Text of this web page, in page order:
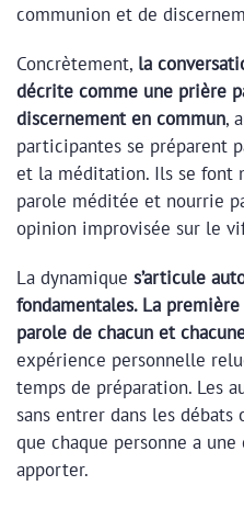
communion et de
Concrètement, la
décrite comme une prière
discernement en commun,
participantes se préparent
et la méditation. Ils se font
parole méditée et nourrie
opinion improvisée sur le
La dynamique s’articule
fondamentales. La
parole de chacun et
expérience personnelle
temps de préparation. Les
sans entrer dans les débats
que chaque personne a
apporter.